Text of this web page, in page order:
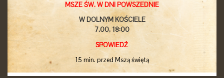
MSZE ŚW. W DNI POWSZEDNIE
W DOLNYM KOŚCIELE
7.00, 18:00
SPOWIEDŹ
15 min. przed Mszą świętą